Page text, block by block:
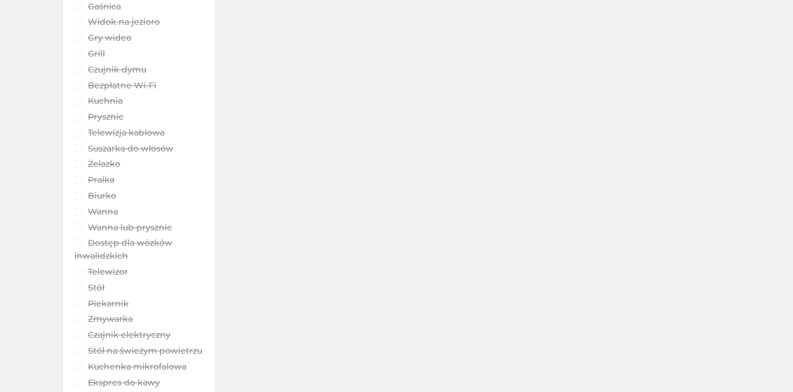
Gaśnica
Widok na jezioro
Gry wideo
Grill
Czujnik dymu
Bezpłatne Wi-Fi
Kuchnia
Prysznic
Telewizja kablowa
Suszarka do włosów
Żelazko
Pralka
Biurko
Wanna
Wanna lub prysznic
Dostęp dla wózków
inwalidzkich
Telewizor
Stół
Piekarnik
Zmywarka
Czajnik elektryczny
Stół na świeżym powietrzu
Kuchenka mikrofalowa
Ekspres do kawy